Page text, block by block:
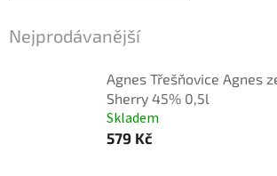
Nejprodávanější
Agnes Třešňovice Agnes
Sherry 45% 0,5l
Skladem
579 Kč